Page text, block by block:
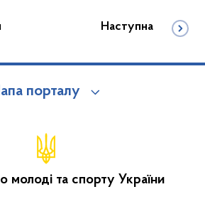
Наступна
порталу
молоді та спорту України